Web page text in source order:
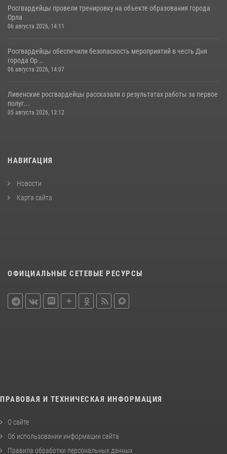
Росгвардейцы провели тренировку на объекте образования города
Орла
06 августа 2026, 14:11
Росгвардейцы обеспечили безопасность мероприятий в честь Дня
города Ор...
06 августа 2026, 14:07
Ливенские росгвардейцы рассказали о результатах работы за первое
полуг...
05 августа 2026, 13:12
НАВИГАЦИЯ
Новости
Карта сайта
ОФИЦИАЛЬНЫЕ СЕТЕВЫЕ РЕСУРСЫ
ПРАВОВАЯ И ТЕХНИЧЕСКАЯ ИНФОРМАЦИЯ
О сайте
Об использовании информации сайта
Правила обработки персональных данных